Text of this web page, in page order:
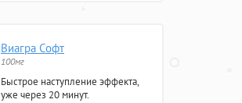
Виагра Софт
100мг
Быстрое наступление эффекта,
уже через 20 минут.